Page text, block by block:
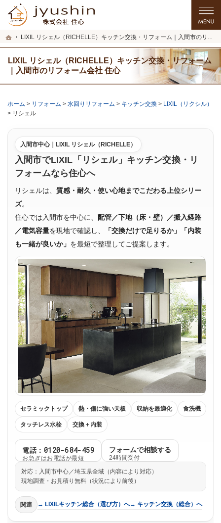
ホーム
LIXIL リシェル（RICHELLE）キッチン交換・リフォーム｜入間市のリフォーム会社 住心
LIXIL リシェル（RICHELLE）キッチン交換・リフォーム
｜入間市のリフォーム会社 住心
プロの目線からご提案。入間市・所沢市・川越市のリフォーム・リノベーション
入間市・所沢市・川越市のリフォーム・リノベーションを手がける工務店なら住
ホーム > リフォーム > 水回りリフォーム > キッチン交換 > LIXIL（リクシル）
> リシェル
入間市中心｜LIXIL リシェル（RICHELLE）
入間市でLIXIL「リシェル」キッチン交換・リ
フォームなら住心へ
リシェルは、 質感・耐久・使い心地までこだわる上位シリー
ズ。
住心では入間市を中心に、 配管／下地（床・壁）／搬入経路
／電気容量を現地で確認し、
「交換だけで足りるか」「内装
も一緒が良いか」 を最短で整理してご提案します。
セラミックトップ 熱・傷に強い天板 収納を最適化 食洗機
タッチレス水栓 交換＋内装
電話：0120-684-459
お急ぎはお電話が最短
フォームで相談する
24時間受付
対応：入間市中心／埼玉県全域（内容により対応）
現地調査・お見積り無料（状況により前後）
関連 → LIXILキッチン総合（選び方）へ→ キッチン交換（総合）へ